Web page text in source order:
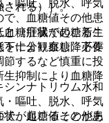
・嘔吐、脱水、呼気
、血糖値その他患
（肝臓での糖新生
下により血糖降下作
ンナトリウム水和
・嘔吐、脱水、呼気
、血糖値その他患
される）］。
糖症状が起こるこ
を十分観察し、必要
するなど慎重に投
抑制により血糖降
が起こることがあ